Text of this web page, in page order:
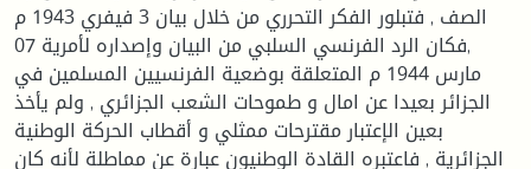
الصف , فتبلور الفكر التحرري من خلال بيان 3 فيفري 1943 م
,فكان الرد الفرنسي السلبي من البيان وإصداره لأمرية 07
مارس 1944 م المتعلقة بوضعية الفرنسيين المسلمين في
الجزائر بعيدا عن امال و طموحات الشعب الجزائري , ولم يأخذ
بعين الإعتبار مقترحات ممثلي و أقطاب الحركة الوطنية
الجزائرية , فاعتبره القادة الوطنيون عبارة عن مماطلة لأنه كان